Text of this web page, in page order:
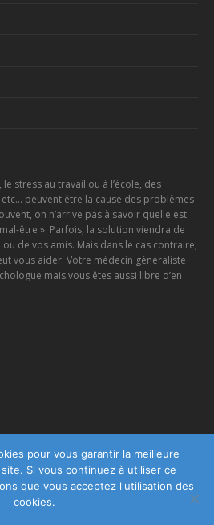
stress au travail ou à l’école, des
peuvent être la cause des problèmes
on n’arrive pas à savoir quelle est
être ». Parfois, la solution viendra de
de vos amis. Mais dans le cas contraire;
vous aider. Votre médecin généraliste
mais vous êtes aussi libre d’en
Menu
Namur, tous droits réservés.
services qui soutiennent vos soins. Pour
et hypnotherapeutes.
pour vous garantir la meilleure
Si vous continuez à utiliser ce
que vous acceptez l'utilisation des
cookies.